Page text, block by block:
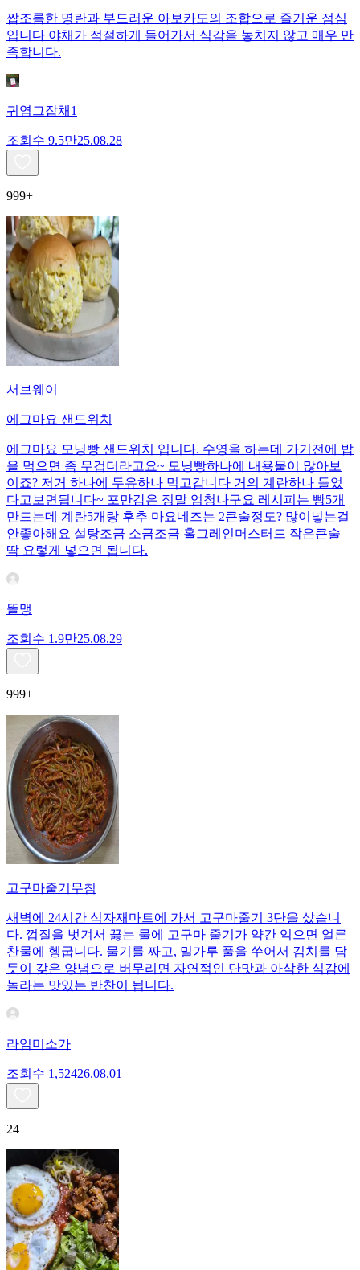
짭조름한 명란과 부드러운 아보카도의 조합으로 즐거운 점심
입니다 야채가 적절하게 들어가서 식감을 놓치지 않고 매우 만
족합니다.
귀염그잡채1
조회수 9.5만25.08.28
999+
서브웨이
에그마요 샌드위치
에그마요 모닝빵 샌드위치 입니다. 수영을 하는데 가기전에 밥
을 먹으면 좀 무겁더라고요~ 모닝빵하나에 내용물이 많아보
이죠? 저거 하나에 두유하나 먹고갑니다 거의 계란하나 들었
다고보면됩니다~ 포만감은 정말 엄청나구요 레시피는 빵5개
만드는데 계란5개랑 후추 마요네즈는 2큰술정도? 많이넣는걸
안좋아해요 설탕조금 소금조금 홀그레인머스터드 작은큰술
딱 요렇게 넣으면 됩니다.
똘맹
조회수 1.9만25.08.29
999+
고구마줄기무침
새벽에 24시간 식자재마트에 가서 고구마줄기 3단을 샀습니
다. 껍질을 벗겨서 끓는 물에 고구마 줄기가 약간 익으면 얼른
찬물에 헹굽니다. 물기를 짜고, 밀가루 풀을 쑤어서 김치를 담
듯이 갖은 양념으로 버무리면 자연적인 단맛과 아삭한 식감에
놀라는 맛있는 반찬이 됩니다.
라임미소가
조회수 1,52426.08.01
24